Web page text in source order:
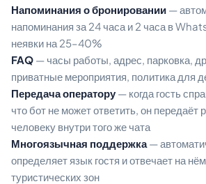
Напоминания о бронировании —
напоминания за 24 часа и 2 часа в
неявки на 25–40%
FAQ — часы работы, адрес, парковка,
приватные мероприятия, политика для
Передача оператору — когда гость
что бот не может ответить, он передаёт
человеку внутри того же чата
Многоязычная поддержка—
определяет язык гостя и отвечает на
туристических зон